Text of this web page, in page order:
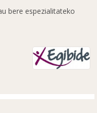
bere espezialitateko